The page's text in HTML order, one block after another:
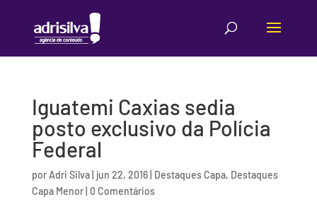
Iguatemi Caxias sedia
posto exclusivo da Polícia
Federal
porAdri Silva| jun 22, 2016| Destaques Capa, Destaques
Capa Menor| 0 Comentários